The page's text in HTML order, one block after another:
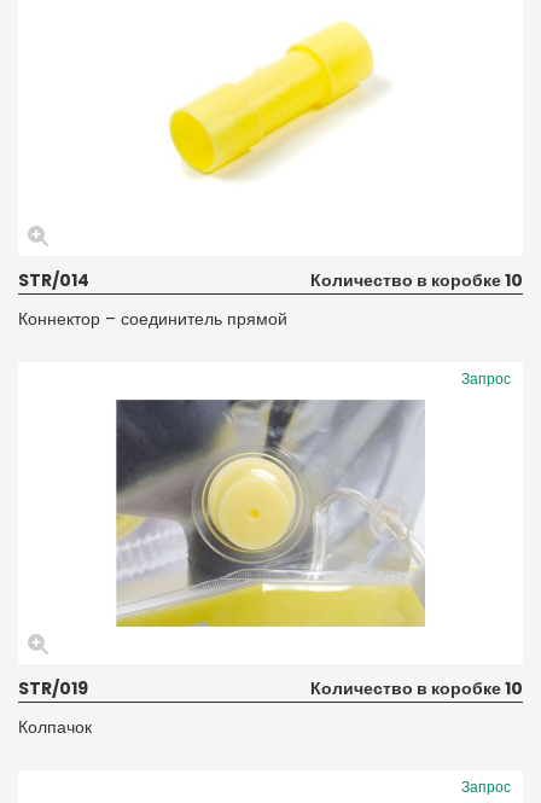
STR/014
Количество в коробке 10
Коннектор – соединитель прямой
Запрос
STR/019
Количество в коробке 10
Колпачок
Запрос